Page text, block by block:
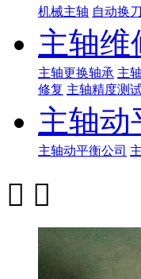
机械主轴 自动换
主轴维
主轴更换轴承 主
修复 主轴精度测
主轴动
主轴动平衡公司
 